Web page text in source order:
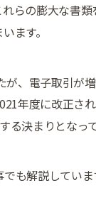
らの膨大な書
ます。
、電子取引が
年度に改正さ
決まりとなって
も解説していま